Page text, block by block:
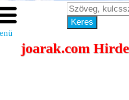
joarak.com